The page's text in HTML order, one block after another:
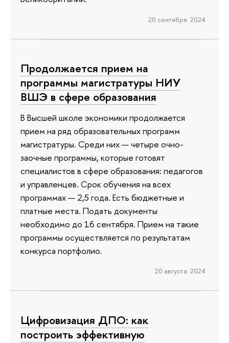
20 сентября 2024
Продолжается прием на
программы магистратуры НИУ
ВШЭ в сфере образования
В Высшей школе экономики продолжается
прием на ряд образовательных программ
магистратуры. Среди них — четыре очно-
заочные программы, которые готовят
специалистов в сфере образования: педагогов
и управленцев. Срок обучения на всех
программах — 2,5 года. Есть бюджетные и
платные места. Подать документы
необходимо до 16 сентября. Прием на такие
программы осуществляется по результатам
конкурса портфолио.
20 августа 2024
Цифровизация ДПО: как
построить эффективную